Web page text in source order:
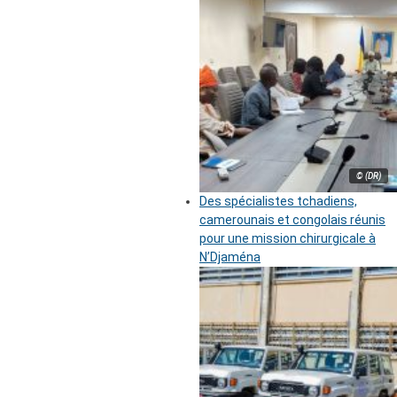
© (DR)
Des spécialistes tchadiens,
camerounais et congolais réunis
pour une mission chirurgicale à
N’Djaména